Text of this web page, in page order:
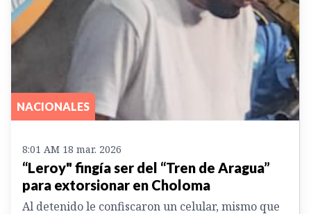
NACIONALES
8:01 AM 18 mar. 2026
“Leroy" fingía ser del “Tren de Aragua”
para extorsionar en Choloma
Al detenido le confiscaron un celular, mismo que